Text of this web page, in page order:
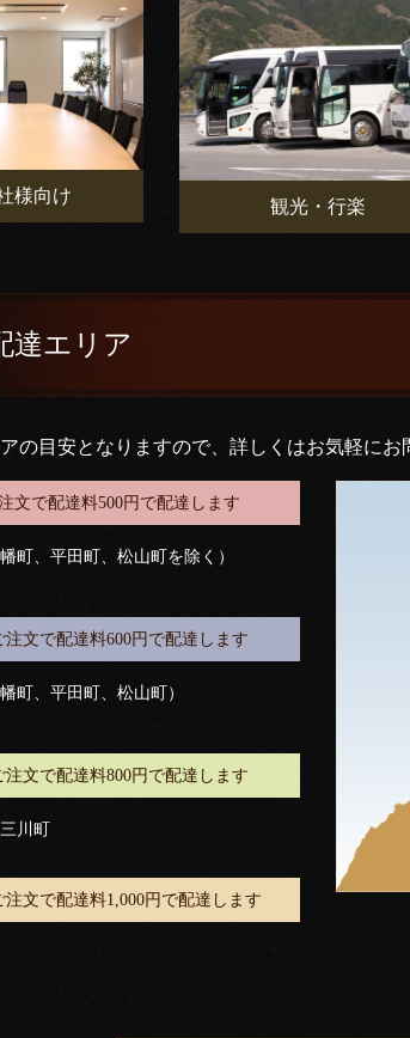
様向け
観光・行楽
達エリア
の目安となりますので、詳しくはお気軽にお
文で配達料500円で配達します
町、平田町、松山町を除く）
注文で配達料600円で配達します
町、平田町、松山町）
注文で配達料800円で配達します
川町
注文で配達料1,000円で配達します